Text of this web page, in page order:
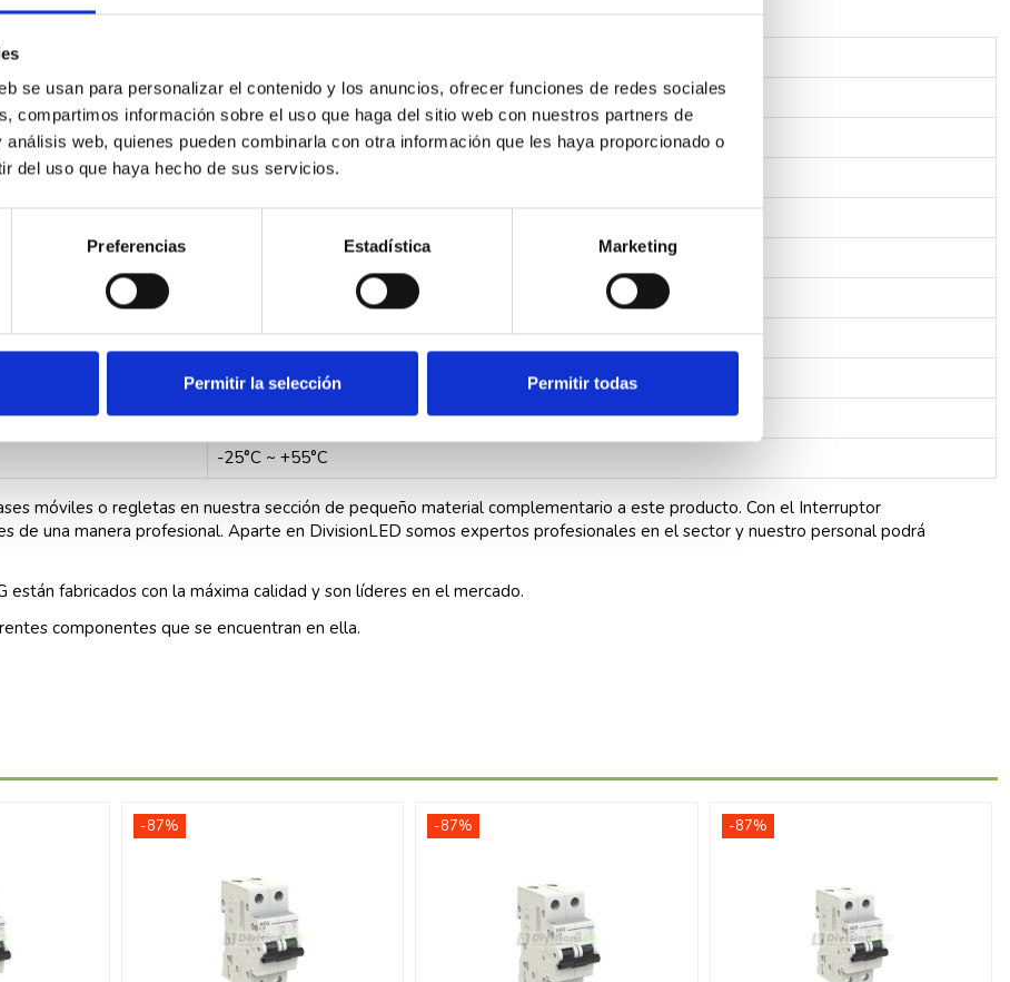
se usan para personalizar el contenido y los anuncios, ofrecer funciones de redes sociales
compartimos información sobre el uso que haga del sitio web con nuestros partners de
web, quienes pueden combinarla con otra información que les haya proporcionado o
del uso que haya hecho de sus servicios.
Preferencias Estadística Marketing
Permitir la selección Permitir todas
IP20
2P
20A
35x69x88mm
50/60 Hz
230 V CA 50/60 Hz
-25°C ~ +55°C
móviles o regletas en nuestra sección de pequeño material complementario a este producto. Con el Interruptor
de una manera profesional. Aparte en DivisionLED somos expertos profesionales en el sector y nuestro personal podrá
están fabricados con la máxima calidad y son líderes en el mercado.
componentes que se encuentran en ella.
-87% -87% -87%